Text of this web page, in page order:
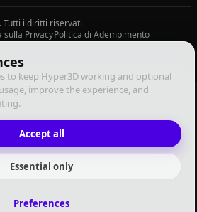
to keep Hyper3D working and optional
improve the experience, and
Accept all
Essential only
Preferences
Tutti i diritti riservati
PrivacyPolitica di Adempimento